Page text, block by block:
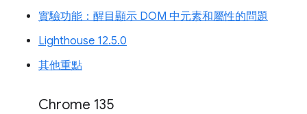
實驗功能：醒目顯示 DOM 中元素和屬性的問題
Lighthouse 12.5.0
其他重點
Chrome 135